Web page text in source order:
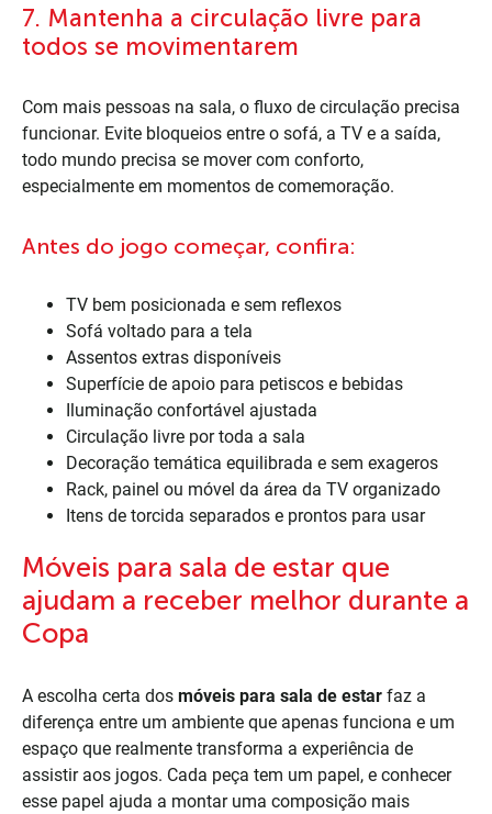
7. Mantenha a circulação livre para
todos se movimentarem
Com mais pessoas na sala, o fluxo de circulação precisa
funcionar. Evite bloqueios entre o sofá, a TV e a saída,
todo mundo precisa se mover com conforto,
especialmente em momentos de comemoração.
Antes do jogo começar, confira:
TV bem posicionada e sem reflexos
Sofá voltado para a tela
Assentos extras disponíveis
Superfície de apoio para petiscos e bebidas
Iluminação confortável ajustada
Circulação livre por toda a sala
Decoração temática equilibrada e sem exageros
Rack, painel ou móvel da área da TV organizado
Itens de torcida separados e prontos para usar
Móveis para sala de estar que
ajudam a receber melhor durante a
Copa
A escolha certa dos móveis para sala de estar faz a
diferença entre um ambiente que apenas funciona e um
espaço que realmente transforma a experiência de
assistir aos jogos. Cada peça tem um papel, e conhecer
esse papel ajuda a montar uma composição mais